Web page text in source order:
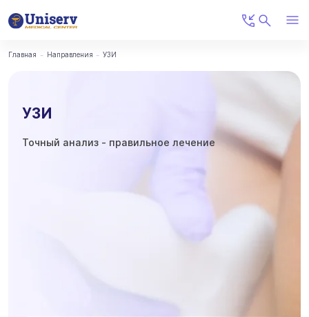
Главная Направления УЗИ
УЗИ
Точный анализ - правильное лечение